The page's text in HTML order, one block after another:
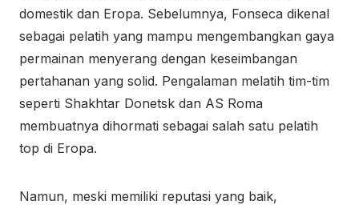
domestik dan Eropa. Sebelumnya, Fonseca dikenal
sebagai pelatih yang mampu mengembangkan gaya
permainan menyerang dengan keseimbangan
pertahanan yang solid. Pengalaman melatih tim-tim
seperti Shakhtar Donetsk dan AS Roma
membuatnya dihormati sebagai salah satu pelatih
top di Eropa.
Namun, meski memiliki reputasi yang baik,